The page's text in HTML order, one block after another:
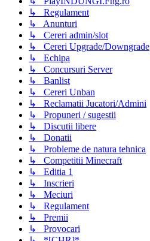
↳ Regulament
↳ Anunturi
↳ Cereri admin/slot
↳ Cereri Upgrade/Downgrade
↳ Echipa
↳ Concursuri Server
↳ Banlist
↳ Cereri Unban
↳ Reclamatii Jucatori/Admini
↳ Propuneri / sugestii
↳ Discutii libere
↳ Donatii
↳ Probleme de natura tehnica
↳ Competitii Minecraft
↳ Editia 1
↳ Inscrieri
↳ Meciuri
↳ Regulament
↳ Premii
↳ Provocari